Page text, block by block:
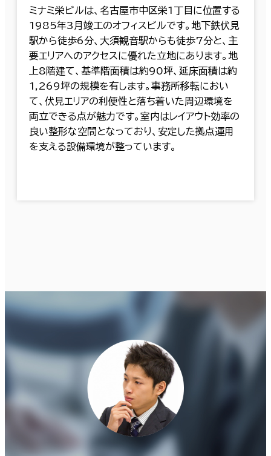
ミナミ栄ビルは、名古屋市中区栄1丁目に位置する
1985年3月竣工のオフィスビルです。地下鉄伏見
駅から徒歩6分、大須観音駅からも徒歩7分と、主
要エリアへのアクセスに優れた立地にあります。地
上8階建て、基準階面積は約90坪、延床面積は約
1,269坪の規模を有します。事務所移転におい
て、伏見エリアの利便性と落ち着いた周辺環境を
両立できる点が魅力です。室内はレイアウト効率の
良い整形な空間となっており、安定した拠点運用
を支える設備環境が整っています。